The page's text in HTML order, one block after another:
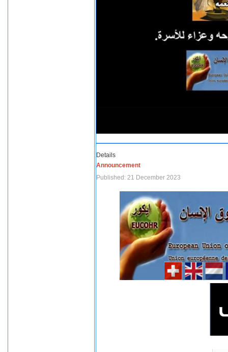
Details
Announcement
Published: 21 December 2023